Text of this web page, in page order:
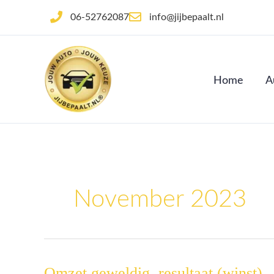
de
06-52762087 info@jijbepaalt.nl
Home
November 2023
Omzet